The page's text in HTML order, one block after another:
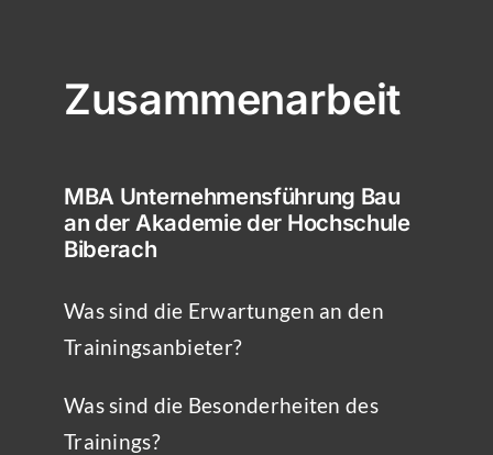
Zusammenarbeit
MBA Unternehmensführung Bau
an der Akademie der Hochschule
Biberach
Was sind die Erwartungen an den
Trainingsanbieter?
Was sind die Besonderheiten des
Trainings?